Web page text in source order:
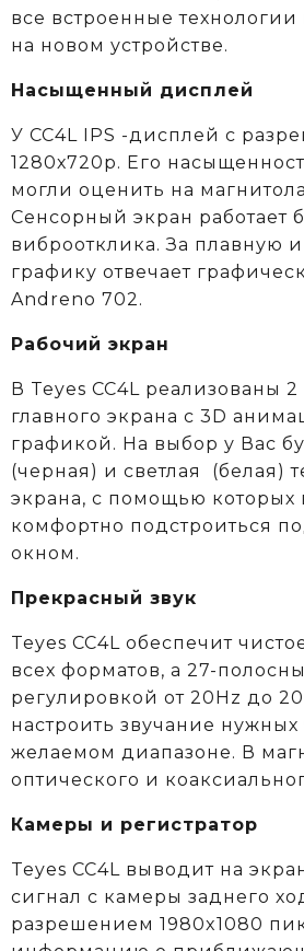
все встроенные
на новом устройстве.
Насыщенный дисплей
У CC4L IPS -дисплей с
1280х720р. Его
могли оценить на
Сенсорный экран работает
виброотклика. За плавную
графику отвечает
Andreno 702.
Рабочий экран
В Teyes СС4L реализованы
главного экрана с 3D
графикой. На выбор у Вас
(черная) и светлая (белая)
экрана, с помощью которых
комфортно подстроиться
окном.
Прекрасный звук
Teyes CC4L обеспечит
всех форматов, а 27-
регулировкой от 20Hz до
настроить звучание нужных
желаемом диапазоне. В
оптического и
Камеры и регистратор
Teyes CC4L выводит на
сигнал с камеры заднего
разрешением 1980x1080